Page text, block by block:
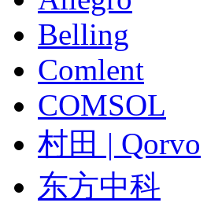
Belling
Comlent
COMSOL
村田 | Qorvo
东方中科